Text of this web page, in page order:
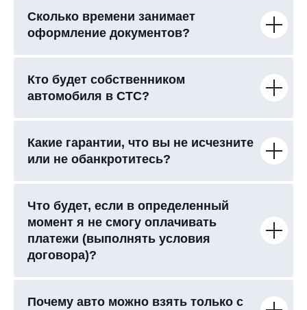
Сколько времени занимает
оформление документов?
Кто будет собственником
автомобиля в СТС?
Какие гарантии, что вы не исчезните
или не обанкротитесь?
Что будет, если в определенный
момент я не смогу оплачивать
платежи (выполнять условия
договора)?
Почему авто можно взять только с